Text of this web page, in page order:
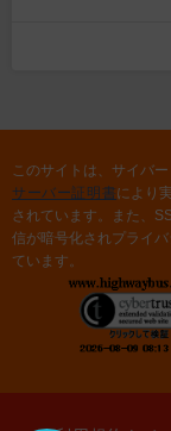
このサイトは、サイバ
サーバー証明書により
されています。また、
信が暗号化されプライ
ています。